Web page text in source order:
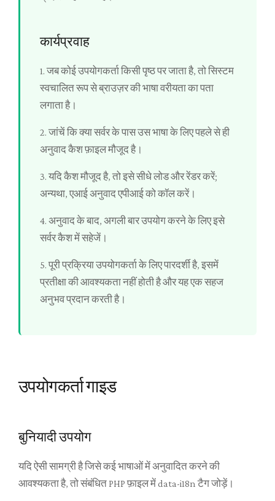
कार्यप्रवाह
1. जब कोई उपयोगकर्ता किसी पृष्ठ पर जाता है, तो सिस्टम
स्वचालित रूप से ब्राउज़र की भाषा वरीयता का पता
लगाता है।
2. जांचें कि क्या सर्वर के पास उस भाषा के लिए पहले से ही
अनुवाद कैश फ़ाइल मौजूद है।
3. यदि कैश मौजूद है, तो इसे सीधे लोड और रेंडर करें;
अन्यथा, एआई अनुवाद एपीआई को कॉल करें।
4. अनुवाद के बाद, अगली बार उपयोग करने के लिए इसे
सर्वर कैश में सहेजें।
5. पूरी प्रक्रिया उपयोगकर्ता के लिए पारदर्शी है, इसमें
प्रतीक्षा की आवश्यकता नहीं होती है और यह एक सहज
अनुभव प्रदान करती है।
उपयोगकर्ता गाइड
बुनियादी उपयोग
यदि ऐसी सामग्री है जिसे कई भाषाओं में अनुवादित करने की
आवश्यकता है, तो संबंधित PHP फ़ाइल में data-i18n टैग जोड़ें।